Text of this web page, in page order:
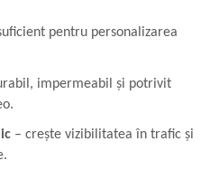
pentru personalizarea
impermeabil și potrivit
– crește vizibilitatea în trafic și